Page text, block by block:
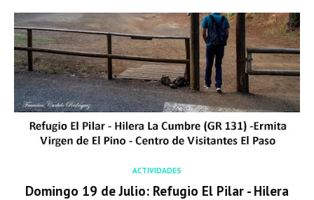
ACTIVIDADES
Domingo 19 de Julio: Refugio El Pilar - Hilera